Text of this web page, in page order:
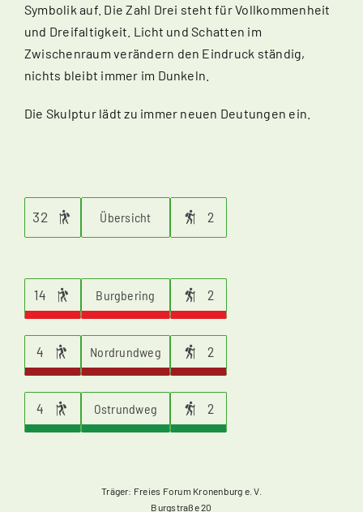
Symbolik auf. Die Zahl Drei steht für Vollkommenheit
und Dreifaltigkeit. Licht und Schatten im
Zwischenraum verändern den Eindruck ständig,
nichts bleibt immer im Dunkeln.
Die Skulptur lädt zu immer neuen Deutungen ein.
32 Übersicht 2
14 Burgbering 2
4 Nordrundweg 2
4 Ostrundweg 2
Träger: Freies Forum Kronenburg e. V.
Burgstraße 20